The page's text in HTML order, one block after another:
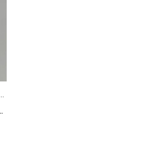
Φιόγκος Χρυσό